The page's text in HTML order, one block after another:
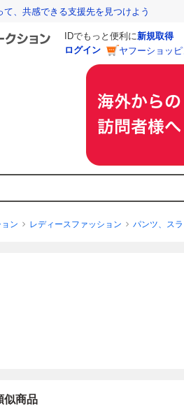
、共感できる支援先を見つけよう
IDでもっと便利に新規取得
ログイン
ヤフーショッ
ン レディースファッション パンツ、ス
似商品